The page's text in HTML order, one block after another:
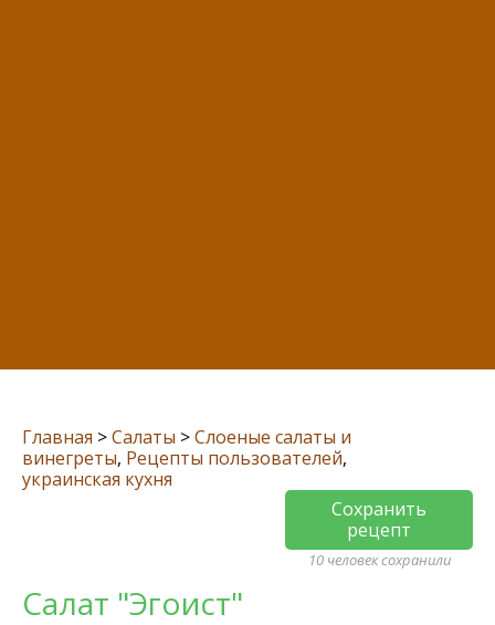
Главная >Салаты >Слоеные салаты и
винегреты, Рецепты пользователей,
украинская кухня
Сохранить
рецепт
10 человек сохранили
Салат "Эгоист"